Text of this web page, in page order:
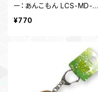
ー：あんこもん LCS-MD-K
E01AK01
¥770